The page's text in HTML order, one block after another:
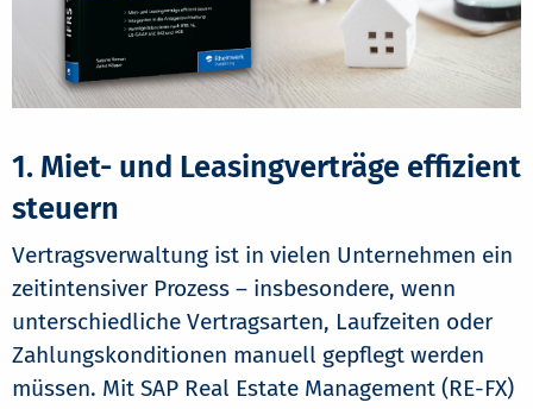
1. Miet- und Leasingverträge effizient
steuern
Vertragsverwaltung ist in vielen Unternehmen ein
zeitintensiver Prozess – insbesondere, wenn
unterschiedliche Vertragsarten, Laufzeiten oder
Zahlungskonditionen manuell gepflegt werden
müssen. Mit SAP Real Estate Management (RE-FX)